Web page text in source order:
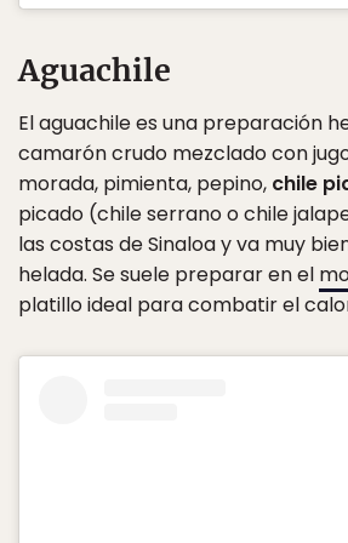
Aguachile
El aguachile es una preparación
camarón crudo mezclado con
morada, pimienta, pepino, chile
picado (chile serrano o chile
las costas de Sinaloa y va muy
helada. Se suele preparar en el
platillo ideal para combatir el